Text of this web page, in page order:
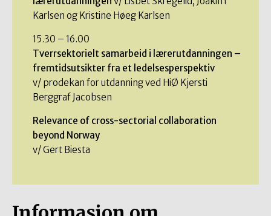
Karlsen og Kristine Høeg Karlsen
15.30 – 16.00
Tverrsektorielt samarbeid i lærerutdanningen –
fremtidsutsikter fra et ledelsesperspektiv
v/ prodekan for utdanning ved HiØ Kjersti
Berggraf Jacobsen
Relevance of cross-sectorial collaboration
beyond Norway
v/ Gert Biesta